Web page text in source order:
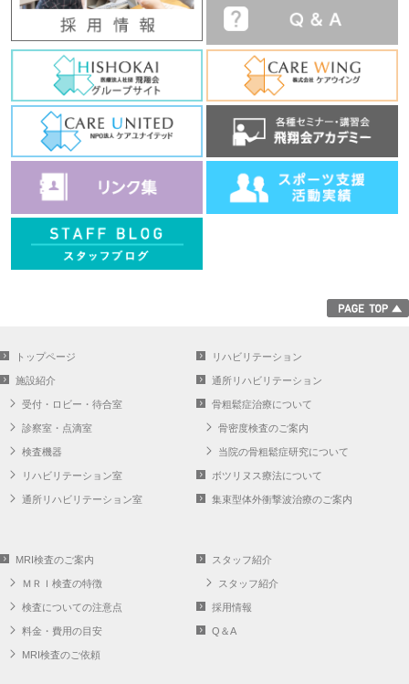
トップページ
施設紹介
受付・ロビー・待合室
診察室・点滴室
検査機器
リハビリテーション室
通所リハビリテーション室
リハビリテーション
通所リハビリテーション
骨粗鬆症治療について
骨密度検査のご案内
当院の骨粗鬆症研究について
ボツリヌス療法について
集束型体外衝撃波治療のご案内
MRI検査のご案内
ＭＲＩ検査の特徴
検査についての注意点
料金・費用の目安
MRI検査のご依頼
スタッフ紹介
スタッフ紹介
採用情報
Q＆A